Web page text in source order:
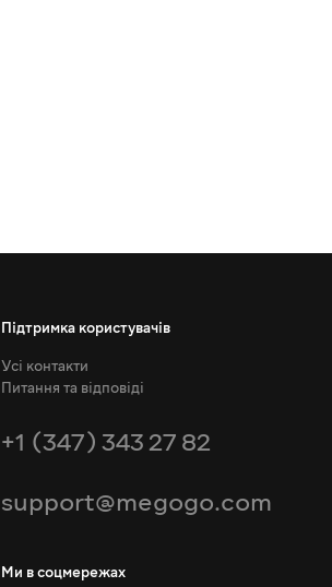
Підтримка користувачів
Усі контакти
Питання та відповіді
+1 (347) 343 27 82
support@megogo.com
Ми в соцмережах